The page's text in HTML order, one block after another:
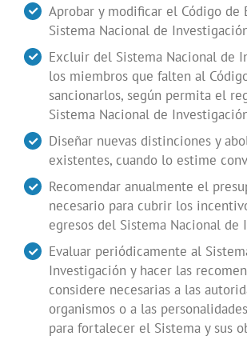
Aprobar y modificar el Código de
Sistema Nacional de
Excluir del Sistema Nacional de
los miembros que falten al
sancionarlos, según permita el
Sistema Nacional de
Diseñar nuevas distinciones y
existentes, cuando lo estime
Recomendar anualmente el
necesario para cubrir los
egresos del Sistema Nacional de
Evaluar periódicamente al
Investigación y hacer las
considere necesarias a las
organismos o a las
para fortalecer el Sistema y sus